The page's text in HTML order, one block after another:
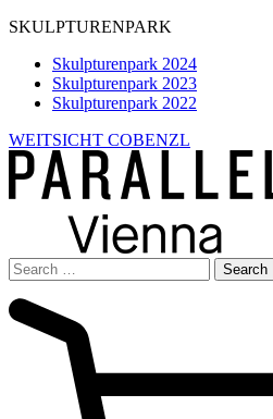
SKULPTURENPARK
Skulpturenpark 2024
Skulpturenpark 2023
Skulpturenpark 2022
WEITSICHT COBENZL
Search
for: